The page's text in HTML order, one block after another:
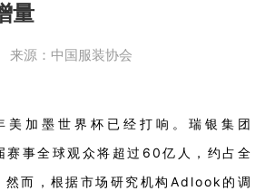
量
来源：中国服装协会
美加墨世界杯已经打响。瑞银集团
赛事全球观众将超过 60亿人，约占全
而，根据市场研究机构 Adlook 的调